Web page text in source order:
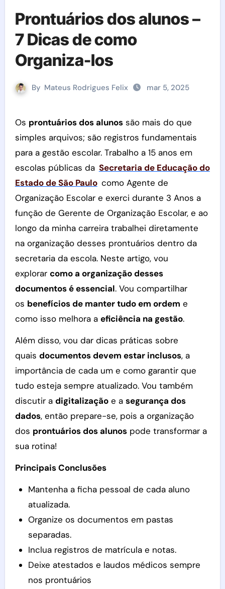
Prontuários dos alunos –
7 Dicas de como
Organiza-los
By Mateus Rodrigues Felix mar 5, 2025
Os prontuários dos alunossão mais do que
simples arquivos; são registros fundamentais
para a gestão escolar. Trabalho a 15 anos em
escolas públicas da Secretaria de Educação do
Estado de São Paulo como Agente de
Organização Escolar e exerci durante 3 Anos a
função de Gerente de Organização Escolar, e ao
longo da minha carreira trabalhei diretamente
na organização desses prontuários dentro da
secretaria da escola. Neste artigo, vou
explorar como a organização desses
documentos é essencial. Vou compartilhar
os benefícios de manter tudo em ordem e
como isso melhora a eficiência na gestão.
Além disso, vou dar dicas práticas sobre
quais documentos devem estar inclusos, a
importância de cada um e como garantir que
tudo esteja sempre atualizado. Vou também
discutir a digitalizaçãoe a segurança dos
dados, então prepare-se, pois a organização
dos prontuários dos alunospode transformar a
sua rotina!
Principais Conclusões
Mantenha a ficha pessoal de cada aluno
atualizada.
Organize os documentos em pastas
separadas.
Inclua registros de matrícula e notas.
Deixe atestados e laudos médicos sempre
nos prontuários